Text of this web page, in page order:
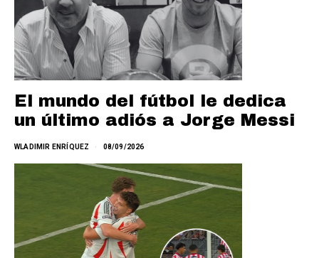
El mundo del fútbol le dedica
un último adiós a Jorge Messi
WLADIMIR ENRÍQUEZ 08/09/2026